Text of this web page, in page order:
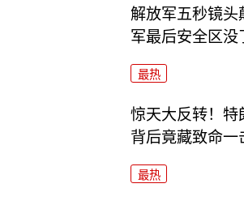
解放军五秒镜头
军最后安全区没
最热
惊天大反转！特
背后竟藏致命一
最热